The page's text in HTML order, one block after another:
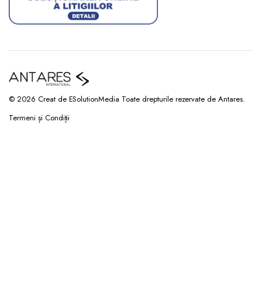
© 2026 Creat de ESolutionMedia Toate drepturile rezervate de Antares.
Termeni și Condiții